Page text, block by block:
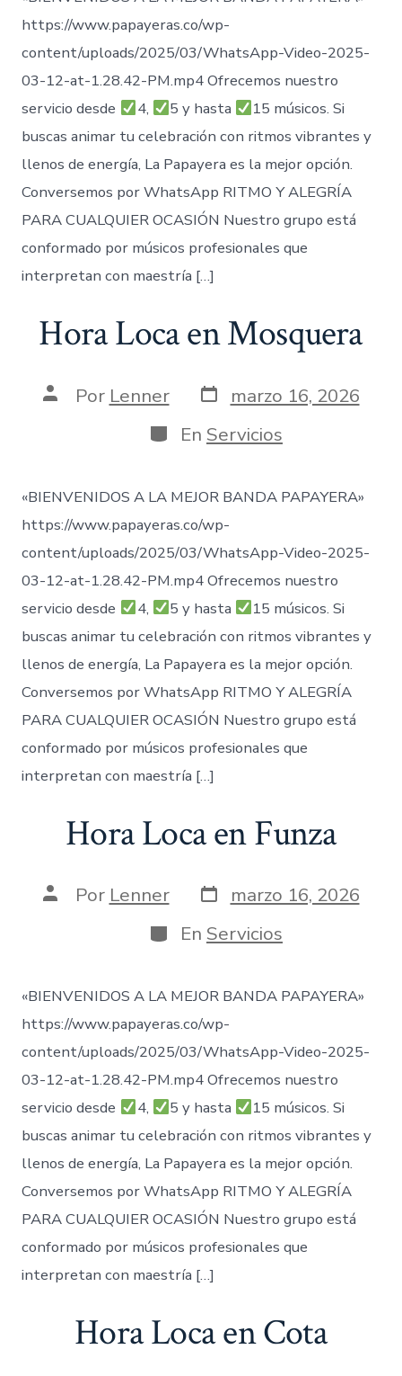
https://www.papayeras.co/wp-
content/uploads/2025/03/WhatsApp-Video-2025-
03-12-at-1.28.42-PM.mp4 Ofrecemos nuestro
servicio desde
4, 5 y hasta
15 músicos. Si
buscas animar tu celebración con ritmos vibrantes y
llenos de energía, La Papayera es la mejor opción.
Conversemos por WhatsApp RITMO Y ALEGRÍA
PARA CUALQUIER OCASIÓN Nuestro grupo está
conformado por músicos profesionales que
interpretan con maestría […]
Hora Loca en Mosquera
AutorPor Lenner Fecha
de
publicación
marzo 16, 2026
Categorías
En Servicios
«BIENVENIDOS A LA MEJOR BANDA PAPAYERA»
https://www.papayeras.co/wp-
content/uploads/2025/03/WhatsApp-Video-2025-
03-12-at-1.28.42-PM.mp4 Ofrecemos nuestro
servicio desde
4, 5 y hasta
15 músicos. Si
buscas animar tu celebración con ritmos vibrantes y
llenos de energía, La Papayera es la mejor opción.
Conversemos por WhatsApp RITMO Y ALEGRÍA
PARA CUALQUIER OCASIÓN Nuestro grupo está
conformado por músicos profesionales que
interpretan con maestría […]
Hora Loca en Funza
AutorPor Lenner Fecha
de
publicación
marzo 16, 2026
Categorías
En Servicios
«BIENVENIDOS A LA MEJOR BANDA PAPAYERA»
https://www.papayeras.co/wp-
content/uploads/2025/03/WhatsApp-Video-2025-
03-12-at-1.28.42-PM.mp4 Ofrecemos nuestro
servicio desde
4, 5 y hasta
15 músicos. Si
buscas animar tu celebración con ritmos vibrantes y
llenos de energía, La Papayera es la mejor opción.
Conversemos por WhatsApp RITMO Y ALEGRÍA
PARA CUALQUIER OCASIÓN Nuestro grupo está
conformado por músicos profesionales que
interpretan con maestría […]
Hora Loca en Cota